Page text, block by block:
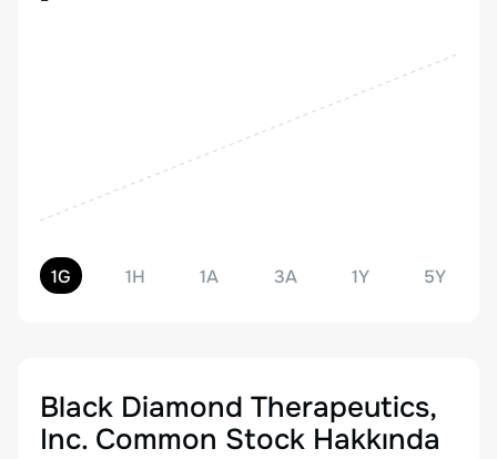
1G 1H 1A 3A 1Y 5Y
Black Diamond Therapeutics,
Inc. Common Stock Hakkında